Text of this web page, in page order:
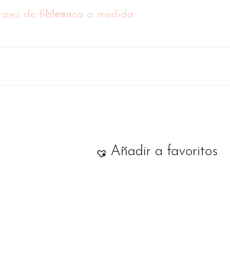
Menú
Añadir a favoritos